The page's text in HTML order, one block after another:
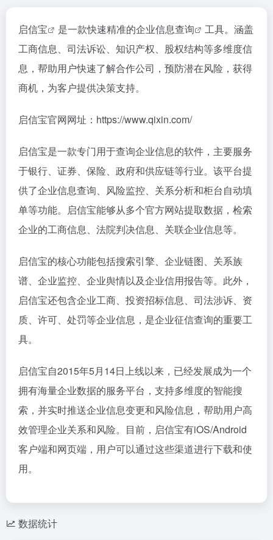
启信宝 是一款快速精准的企业信息查询
工具。涵盖
工商信息、司法诉讼、知识产权、股权结构等多维度信
息，帮助用户快速了解合作公司，预防潜在风险，获得
商机，为客户提供决策支持。
启信宝官网网址：https://www.qixin.com/
启信宝是一款专门用于查询企业信息的软件，主要服务
于银行、证券、保险、政府和供应链等行业。该平台提
供了企业信息查询、风险监控、关系分析和柜台自动填
单等功能。启信宝能够从多个官方网站提取数据，检索
企业的工商信息、法院判决信息、关联企业信息等。
启信宝的核心功能包括搜索引擎、企业链图、关系族
谱、企业监控、企业舆情以及企业信用报告等。此外，
启信宝还包含企业工商、投资招标信息、司法涉诉、资
质、许可、处罚等企业信息，是企业征信查询的重要工
具。
启信宝自2015年5月14日上线以来，已经发展成为一个
拥有海量企业数据的服务平台，支持多维度的智能搜
索，并实时推送企业信息变更和风险信息，帮助用户高
效管理企业关系和风险。目前，启信宝有iOS/Android
客户端和网页端，用户可以通过这些渠道进行下载和使
用。
数据统计